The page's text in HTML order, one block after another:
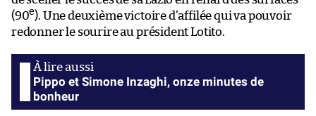
(90e). Une deuxième victoire d’affilée qui va pouvoir
redonner le sourire au président Lotito.
Pippo et Simone Inzaghi, onze minutes de
bonheur